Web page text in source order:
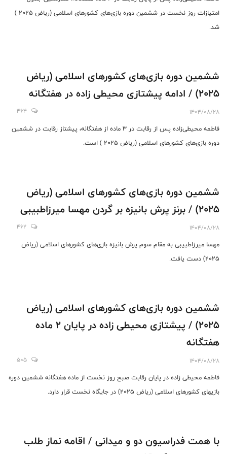
امتیازات روز نخست در ششمین دوره بازی‌های کشورهای اسلامی (ریاض 2025 )
شد.
ششمین دوره بازی‌های کشورهای اسلامی (ریاض
2025) / ادامه پیشتازی محیطی زاده در هفتگانه
1404/08/28
464
فاطمه محیطی‌زاده پس از رقابت در 3 ماده از هفتگانه، پیشتاز رقابت در ششمین
دوره بازی‌های کشورهای اسلامی (ریاض 2025 ) است.
ششمین دوره بازی‌های کشورهای اسلامی (ریاض
2025) / برنز پرش بانیزه بر گردن مهسا میرزاطبیبی
1404/08/28
462
مهسا میرزاطبیبی به مقام سوم پرش بانیزه بازی‌های کشورهای اسلامی (ریاض
2025) دست یافت.
ششمین دوره بازی‌های کشورهای اسلامی (ریاض
2025) / پیشتازی محیطی زاده در پایان 2 ماده
هفتگانه
1404/08/28
505
فاطمه محیطی زاده در پایان رقابت صبح روز نخست از ماده هفتگانه ششمین دوره
بازیهای کشورهای اسلامی (ریاض 2025) در جایگاه نخست قرار دارد.
با همت فدراسیون دو و میدانی / اقامه نماز طلب